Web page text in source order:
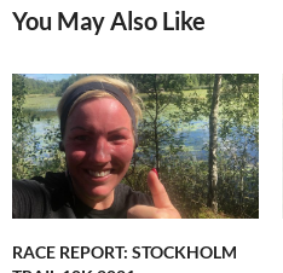
You May Also Like
RACE REPORT: STOCKHOLM